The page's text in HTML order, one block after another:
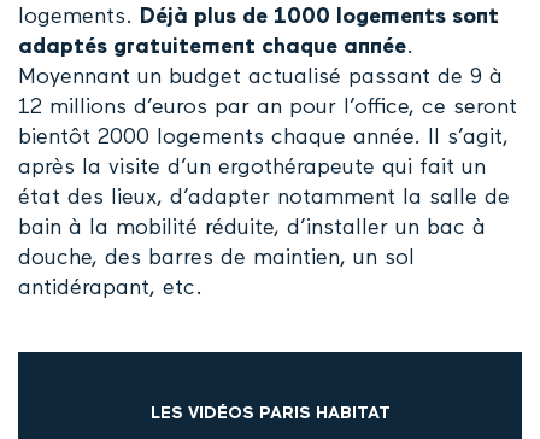
logements.
Déjà plus de 1000 logements sont
adaptés gratuitement chaque année.
Moyennant un budget actualisé passant de 9 à
12 millions d’euros par an pour l’office, ce seront
bientôt 2000 logements chaque année. Il s’agit,
après la visite d’un ergothérapeute qui fait un
état des lieux, d’adapter notamment la salle de
bain à la mobilité réduite, d’installer un bac à
douche, des barres de maintien, un sol
antidérapant, etc.
LES VIDÉOS PARIS HABITAT